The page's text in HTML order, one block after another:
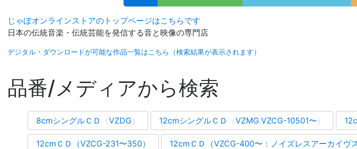
じゃぽオンラインストアのトップページはこちらです
日本の伝統音楽・伝統芸能を発信する音と映像の専門店
デジタル・ダウンロードが可能な作品一覧はこちら（検索結果が表示されます）
品番/メディアから検索
8cmシングルＣＤ （VZDG ） 12cmシングルＣＤ （VZMG,VZCG-10501〜 ）
12cmＣＤ（VZCG-231〜350） 12cmＣＤ（VZCG-400〜：ノイズレスアーカイヴス